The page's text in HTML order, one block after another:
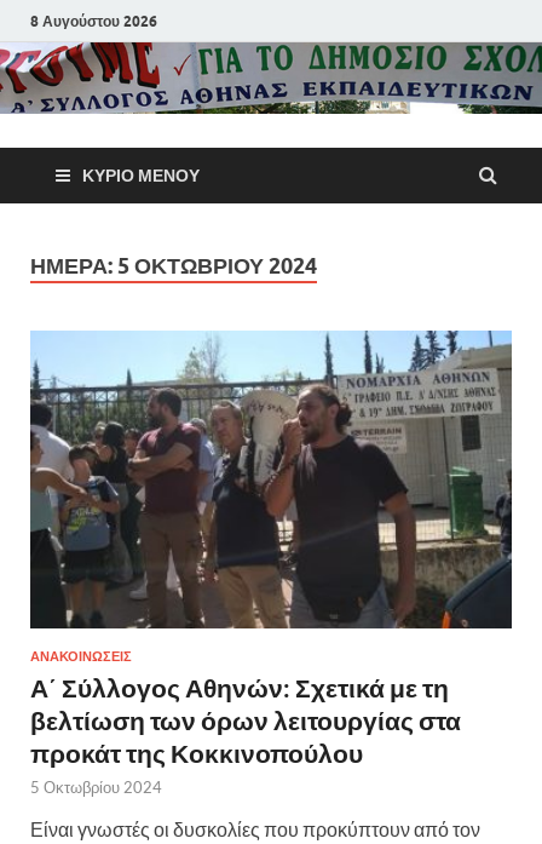
8 Αυγούστου 2026
Α΄
Αθηνών
Π.Ε.
ΚΎΡΙΟ ΜΕΝΟΎ
ΗΜΈΡΑ: 5 ΟΚΤΩΒΡΊΟΥ 2024
ΑΝΑΚΟΙΝΩΣΕΙΣ
Α΄ Σύλλογος Αθηνών: Σχετικά με τη
βελτίωση των όρων λειτουργίας στα
προκάτ της Κοκκινοπούλου
5 Οκτωβρίου 2024
Είναι γνωστές οι δυσκολίες που προκύπτουν από τον